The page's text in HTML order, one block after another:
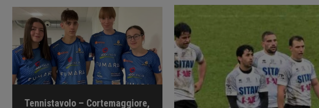
Tennistavolo – Cortemaggiore,